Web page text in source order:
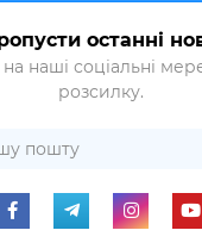
останні
наші соціальні
розсилку.